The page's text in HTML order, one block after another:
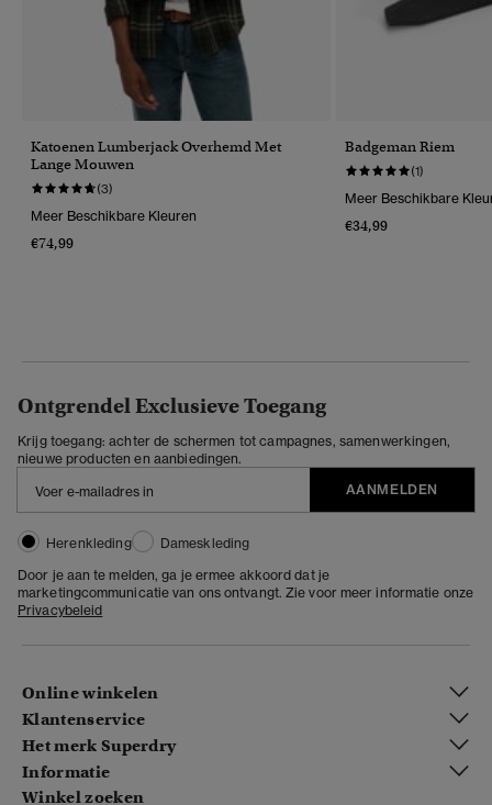
Katoenen Lumberjack Overhemd Met
Lange Mouwen
(3)
Meer Beschikbare Kleuren
€74,99
Badgeman Riem
(1)
Meer Beschikbare
€34,99
Ontgrendel Exclusieve Toegang
Krijg toegang: achter de schermen tot campagnes, samenwerkingen,
nieuwe producten en aanbiedingen.
AANMELDEN
Herenkleding
Dameskleding
Door je aan te melden, ga je ermee akkoord dat je
marketingcommunicatie van ons ontvangt. Zie voor meer informatie onze
Privacybeleid
Online winkelen
Klantenservice
Het merk Superdry
Informatie
Winkel zoeken